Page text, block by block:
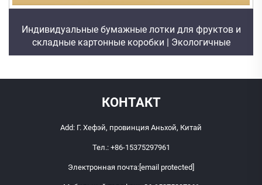
Индивидуальные бумажные лотки для фруктов и
складные картонные коробки | Экологичные
решения для упаковки фруктов
КОНТАКТ
Add: Г. Хефэй, провинция Аньхой, Китай
Тел.: +86-15375297961
Электронная почта:[email protected]